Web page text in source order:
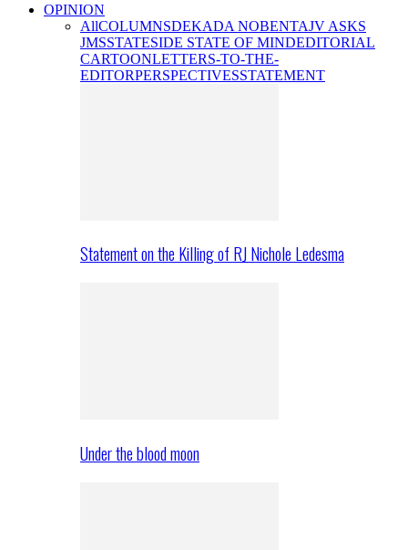
OPINION
AllCOLUMNSDEKADA NOBENTAJV ASKS
JMSSTATESIDE STATE OF MINDEDITORIAL
CARTOONLETTERS-TO-THE-
EDITORPERSPECTIVESSTATEMENT
Statement on the Killing of RJ Nichole Ledesma
Under the blood moon